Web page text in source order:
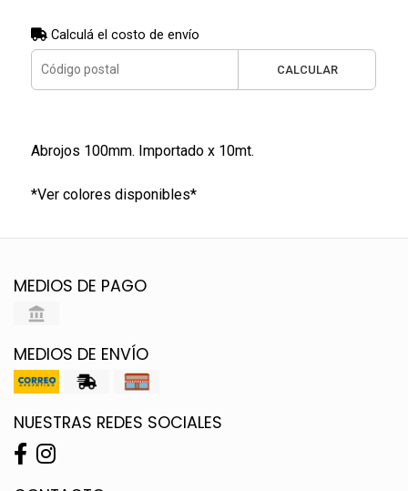
Calculá el costo de envío
CALCULAR
Abrojos 100mm. Importado x 10mt.
*Ver colores disponibles*
MEDIOS DE PAGO
MEDIOS DE ENVÍO
NUESTRAS REDES SOCIALES